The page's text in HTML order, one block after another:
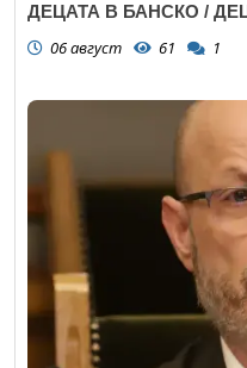
ДЕЦАТА В БАНСКО /
06 август 61 1